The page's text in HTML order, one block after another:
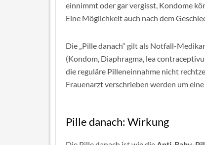
einnimmt oder gar vergisst, Kondome
Eine Möglichkeit auch nach dem
Die „Pille danach“ gilt als Notfall-
(Kondom, Diaphragma, lea
die reguläre Pilleneinnahme nicht
Frauenarzt verschrieben werden um
Pille danach: Wirkung